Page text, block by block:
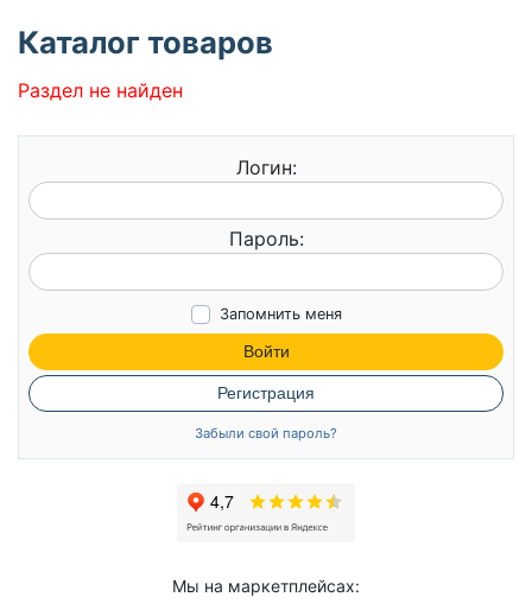
Каталог товаров
Раздел не найден
Логин:
Пароль:
Запомнить меня
Войти
Регистрация
Забыли свой пароль?
Мы на маркетплейсах: